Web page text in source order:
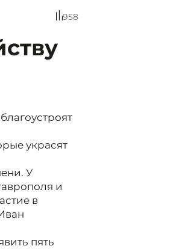
958
украсят
У
и
в
пять